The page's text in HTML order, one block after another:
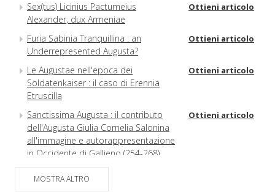
Sex(tus) Licinius Pactumeius
Alexander, dux Armeniae
Ottieni articolo
Furia Sabinia Tranquillina : an
Underrepresented Augusta?
Ottieni articolo
Le Augustae nell'epoca dei
Soldatenkaiser : il caso di Erennia
Etruscilla
Ottieni articolo
Sanctissima Augusta : il contributo
dell'Augusta Giulia Cornelia Salonina
all'immagine e autorappresentazione
in Occidente di Gallieno (254-268)
Ottieni articolo
for the Plague in Historia Augusta
MOSTRA ALTRO